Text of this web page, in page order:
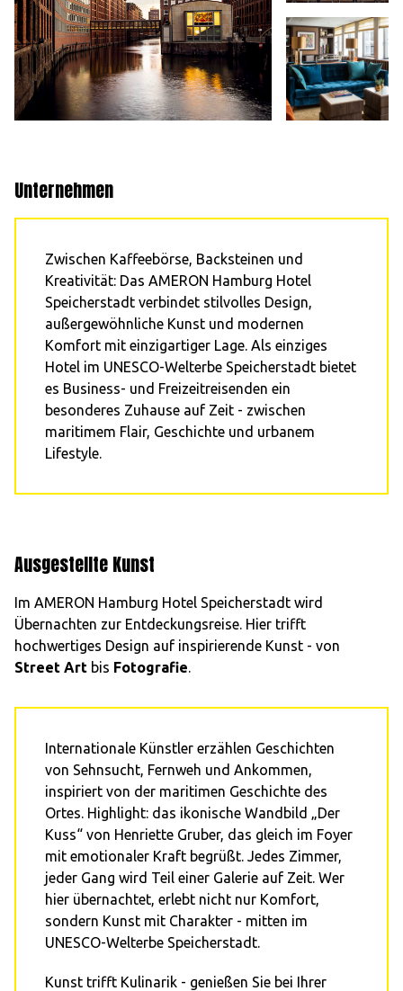
Unternehmen
Zwischen Kaffeebörse, Backsteinen und
Kreativität: Das AMERON Hamburg Hotel
Speicherstadt verbindet stilvolles Design,
außergewöhnliche Kunst und modernen
Komfort mit einzigartiger Lage. Als einziges
Hotel im UNESCO-Welterbe Speicherstadt bietet
es Business- und Freizeitreisenden ein
besonderes Zuhause auf Zeit - zwischen
maritimem Flair, Geschichte und urbanem
Lifestyle.
Ausgestellte Kunst
Im AMERON Hamburg Hotel Speicherstadt wird
Übernachten zur Entdeckungsreise. Hier trifft
hochwertiges Design auf inspirierende Kunst - von
Street Art bis Fotografie.
Internationale Künstler erzählen Geschichten
von Sehnsucht, Fernweh und Ankommen,
inspiriert von der maritimen Geschichte des
Ortes. Highlight: das ikonische Wandbild „Der
Kuss“ von Henriette Gruber, das gleich im Foyer
mit emotionaler Kraft begrüßt. Jedes Zimmer,
jeder Gang wird Teil einer Galerie auf Zeit. Wer
hier übernachtet, erlebt nicht nur Komfort,
sondern Kunst mit Charakter - mitten im
UNESCO-Welterbe Speicherstadt.
Kunst trifft Kulinarik - genießen Sie bei Ihrer